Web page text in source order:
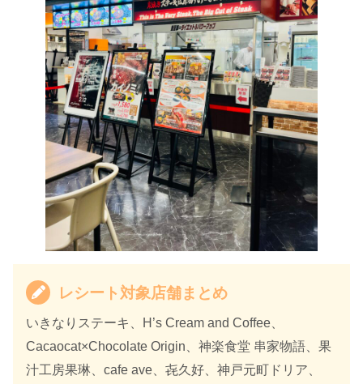
レシート対象店舗まとめ
いきなりステーキ、H’s Cream and Coffee、
Cacaocat×Chocolate Origin、​神楽食堂 串家物語、果
汁工房果琳、cafe ave、㐂久好、神戸元町ドリア、​